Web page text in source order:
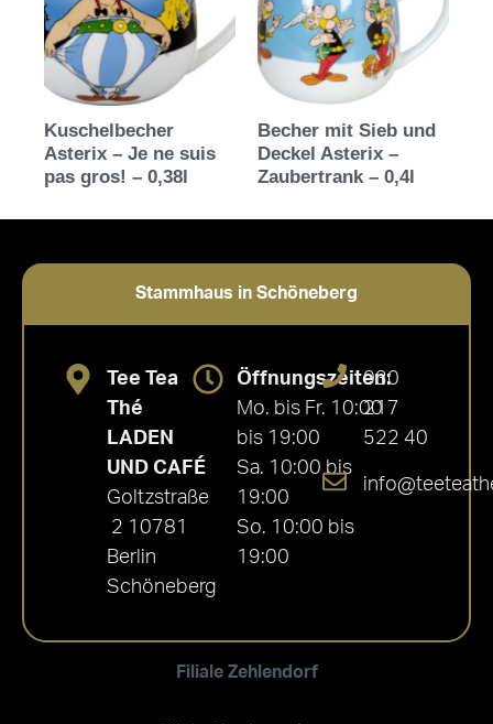
Kuschelbecher
Asterix – Je ne suis
pas gros! – 0,38l
Becher mit Sieb und
Deckel Asterix –
Zaubertrank – 0,4l
Stammhaus in Schöneberg
Filiale Zehlendorf
Tee Tea
Thé
LADEN
UND CAFÉ
Goltzstraße
2 10781
Berlin
Schöneberg
Öffnungszeiten:
Mo. bis Fr. 10:00
bis 19:00
Sa. 10:00 bis
19:00
So. 10:00 bis
19:00
030
217
522 40